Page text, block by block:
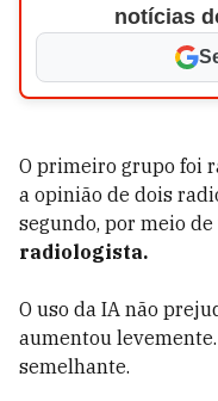
notícias
O primeiro grupo foi
a opinião de dois
segundo, por meio
radiologista.
O uso da IA não
aumentou
semelhante.